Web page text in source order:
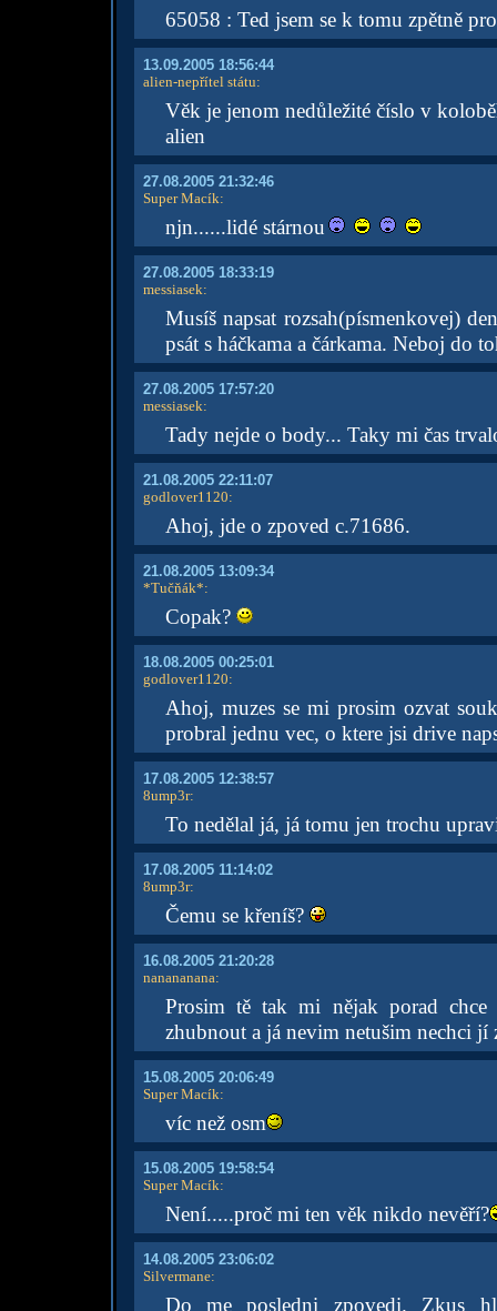
65058 : Ted jsem se k tomu zpětně
13.09.2005 18:56:44
alien-nepřítel státu:
Věk je jenom nedůležité číslo v
alien
27.08.2005 21:32:46
Super Macík:
njn......lidé stárnou
27.08.2005 18:33:19
messiasek:
Musíš napsat rozsah(písmenkovej)
psát s háčkama a čárkama. Neboj do
27.08.2005 17:57:20
messiasek:
Tady nejde o body... Taky mi čas
21.08.2005 22:11:07
godlover1120:
Ahoj, jde o zpoved c.71686.
21.08.2005 13:09:34
*Tučňák*:
Copak?
18.08.2005 00:25:01
godlover1120:
Ahoj, muzes se mi prosim ozvat
probral jednu vec, o ktere jsi drive
17.08.2005 12:38:57
8ump3r:
To nedělal já, já tomu jen trochu
17.08.2005 11:14:02
8ump3r:
Čemu se křeníš?
16.08.2005 21:20:28
nanananana:
Prosim tě tak mi nějak porad
zhubnout a já nevim netušim nechci jí
15.08.2005 20:06:49
Super Macík:
víc než osm
15.08.2005 19:58:54
Super Macík:
Není.....proč mi ten věk nikdo nevěří?
14.08.2005 23:06:02
Silvermane:
Do me posledni zpovedi. Zkus